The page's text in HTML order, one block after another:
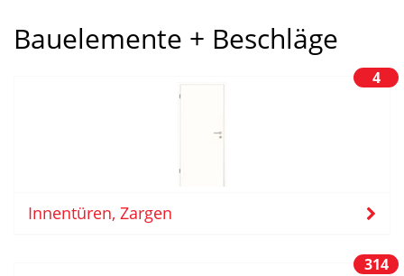
Bauelemente + Beschläge
4
Innentüren, Zargen
314